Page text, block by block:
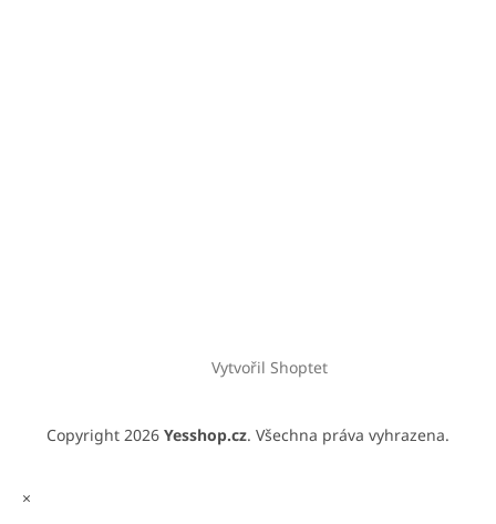
Vytvořil Shoptet
Copyright 2026 Yesshop.cz. Všechna práva vyhrazena.
×